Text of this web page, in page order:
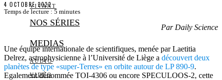
VIVANT
NOS SÉRIES
MEDIAS
AUDIO
VIDÉO
4 OCTOBRE 2022
Temps de lecture : 5 minutes
Par Daily Science
Une équipe internationale de scientifiques, menée par Laetitia
Delrez, astrophysicienne à l’Université de Liège a découvert deux
planètes de type «super-Terres» en orbite autour de LP 890-9.
Egalement dénommée TOI-4306 ou encore SPECULOOS-2, cette